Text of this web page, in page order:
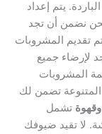
يتم إعداد
نضمن أن تجد
المشروبات
لإرضاء جميع
المشروبات
تضمن لك
تشمل
لا تقيد ضيوفك